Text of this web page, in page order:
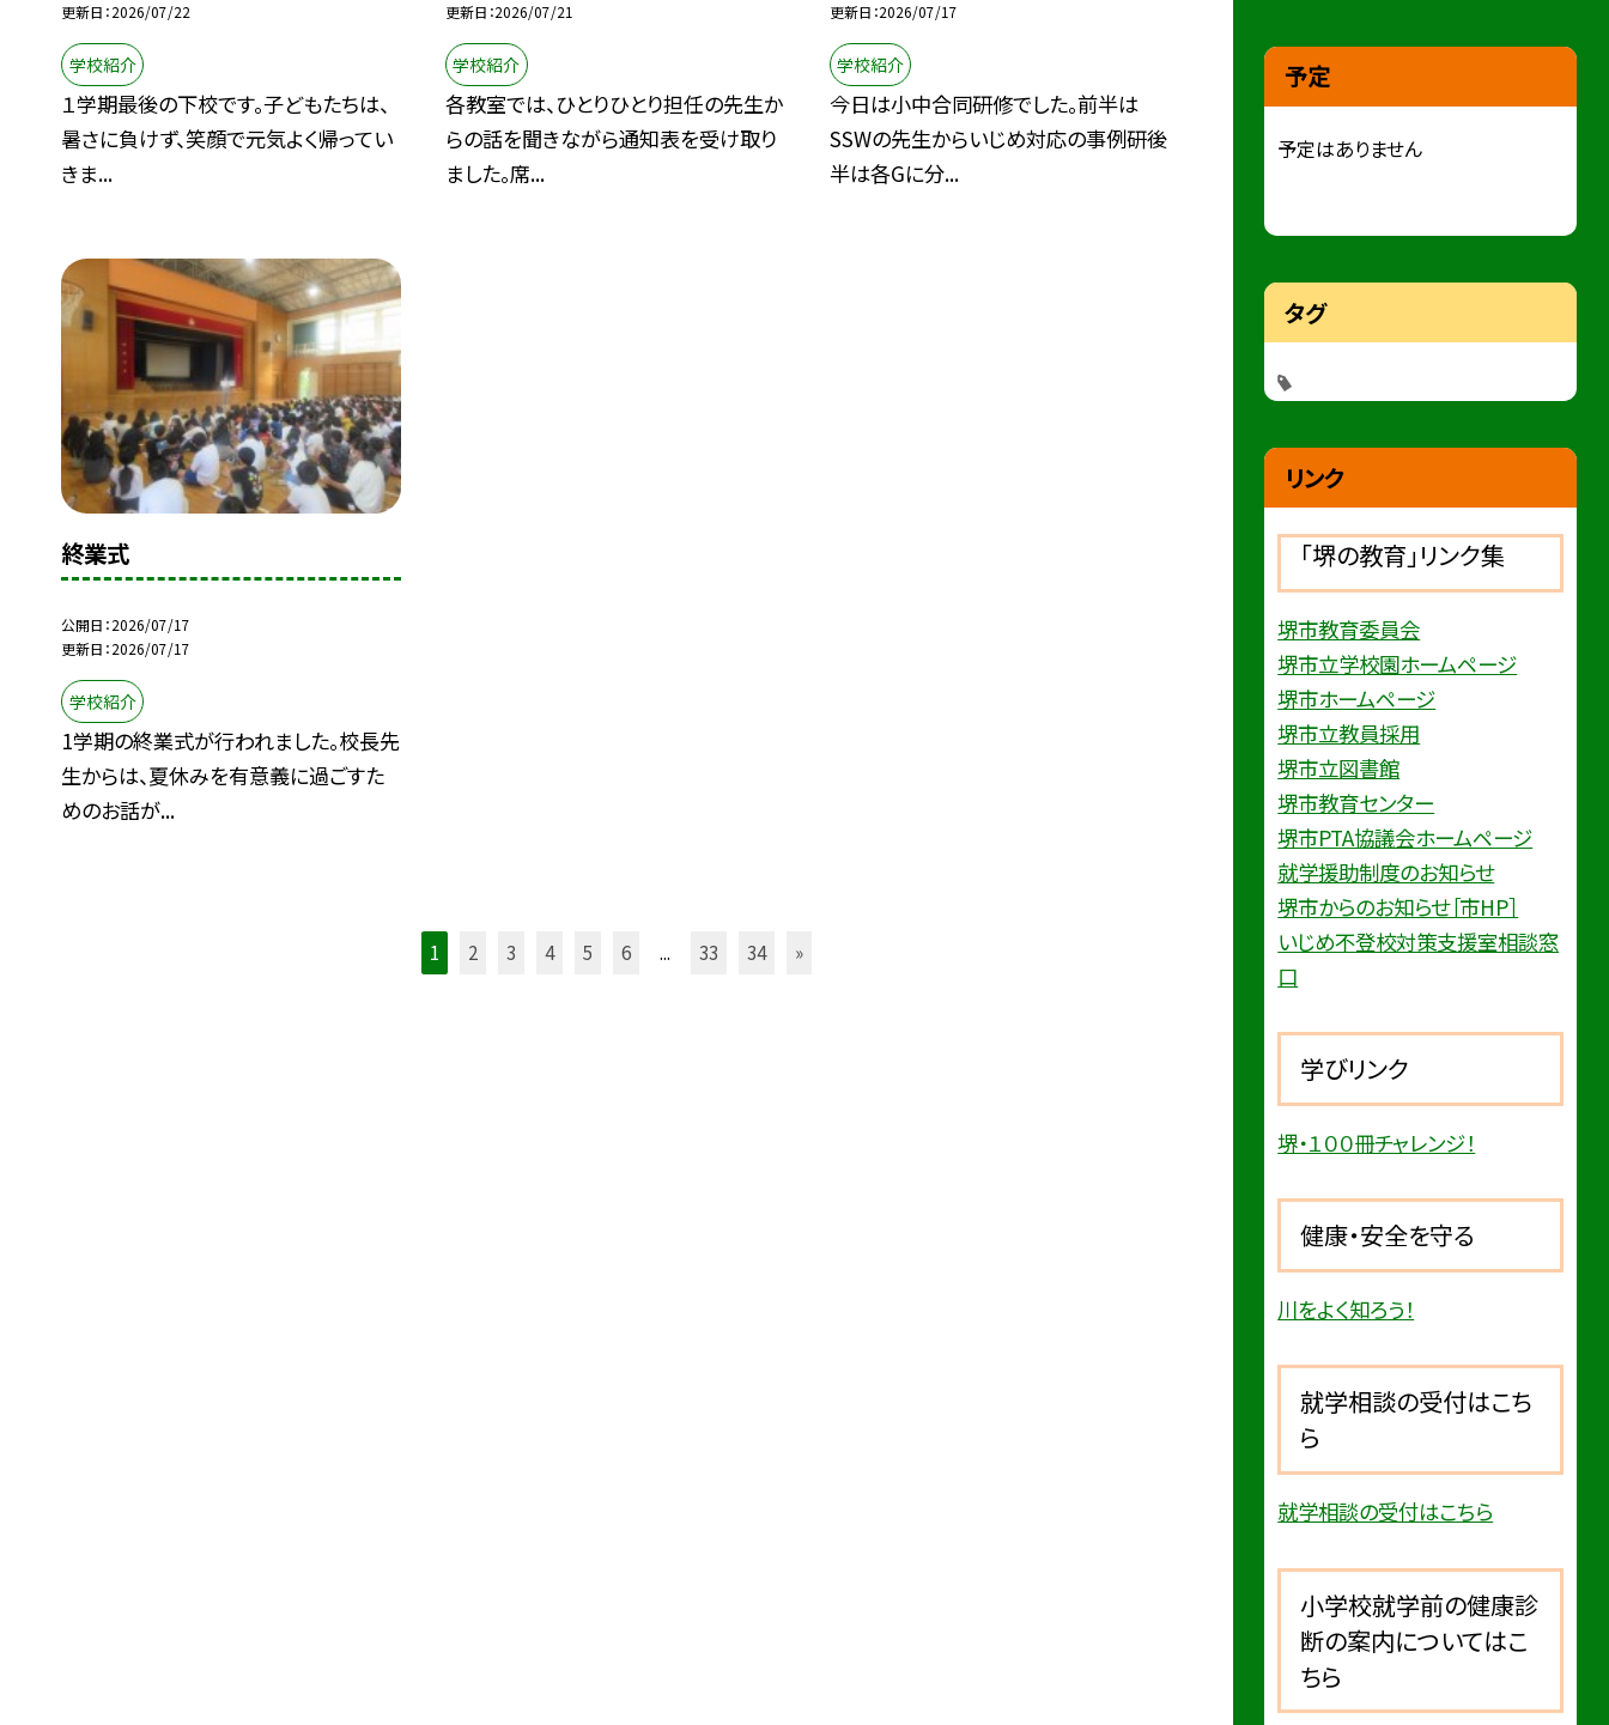
更新日 2026/07/22
学校紹介
１学期最後の下校です。子どもたちは、
暑さに負けず、笑顔で元気よく帰ってい
きま...
更新日 2026/07/21
学校紹介
各教室では、ひとりひとり担任の先生か
らの話を聞きながら通知表を受け取り
ました。席...
更新日 2026/07/17
学校紹介
今日は小中合同研修でした。前半は
SSWの先生からいじめ対応の事例研後
半は各Gに分...
終業式
公開日 2026/07/17
更新日 2026/07/17
学校紹介
1学期の終業式が行われました。校長先
生からは、夏休みを有意義に過ごすた
めのお話が...
1 2 3 4 5 6 ... 33 34 »
予定
予定はありません
タグ
リンク
「堺の教育」リンク集
堺市教育委員会
堺市立学校園ホームページ
堺市ホームページ
堺市立教員採用
堺市立図書館
堺市教育センター
堺市PTA協議会ホームページ
就学援助制度のお知らせ
堺市からのお知らせ［市HP］
いじめ不登校対策支援室相談窓
口
学びリンク
堺・１００冊チャレンジ！
健康・安全を守る
川をよく知ろう！
就学相談の受付はこち
ら
就学相談の受付はこちら
小学校就学前の健康診
断の案内についてはこ
ちら